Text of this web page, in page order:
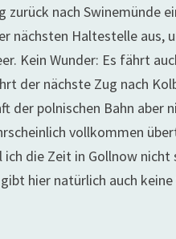
nach Swinemünde
nächsten Haltestelle
Kein Wunder: Es fährt
der nächste Zug nach
der polnischen Bahn
vollkommen
die Zeit in Gollnow
hier natürlich auch